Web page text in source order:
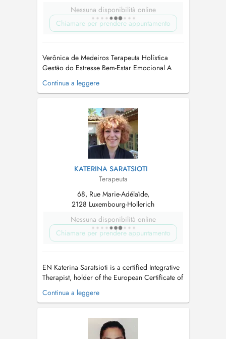
Nessuna disponibilità online
Chiamare per prendere appuntamento
Verônica de Medeiros Terapeuta Holística
Gestão do Estresse Bem-Estar Emocional A
cabeça que não para. O coração que acelera
sem motivo. O corpo que dói, que está tenso,
não vem ou que vem, mas não descansa. A
sensação de estar sempre no limite, mes...
Continua a leggere
KATERINA SARATSIOTI
Terapeuta
68, Rue Marie-Adélaïde,
2128 Luxembourg-Hollerich
Nessuna disponibilità online
Chiamare per prendere appuntamento
EN Katerina Saratsioti is a certified Integrative
Therapist, holder of the European Certificate of
Psychotherapy (ECP) and the Diploma in
Integrative Counselling (COSCA). She is a
Psychotherapy (EAP). She is certified in
Developmental and Complex Trauma T...
Continua a leggere